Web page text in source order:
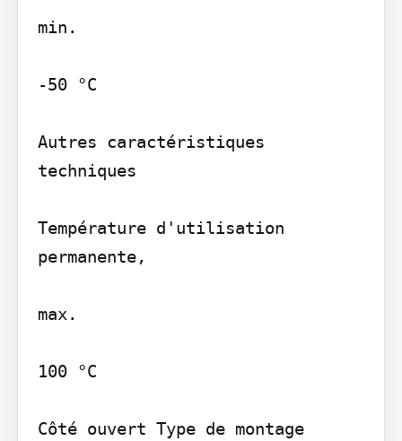
min.
-50 °C
Autres caractéristiques
techniques
Température d'utilisation
permanente,
max.
100 °C
Côté ouvert Type de montage